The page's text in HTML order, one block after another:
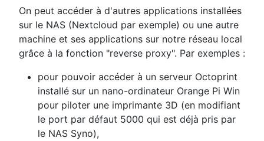
On peut accéder à d'autres applications installées
sur le NAS (Nextcloud par exemple) ou une autre
machine et ses applications sur notre réseau local
grâce à la fonction "reverse proxy". Par exemples :
pour pouvoir accéder à un serveur Octoprint
installé sur un nano-ordinateur Orange Pi Win
pour piloter une imprimante 3D (en modifiant
le port par défaut 5000 qui est déjà pris par
le NAS Syno),